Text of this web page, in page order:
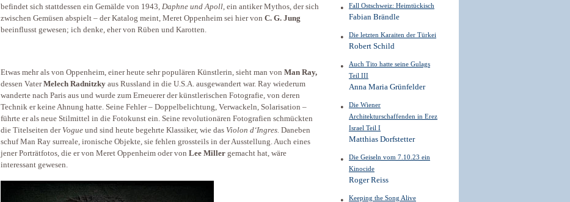
befindet sich stattdessen ein Gemälde von 1943, Daphne und Apoll, ein antiker Mythos, der sich
zwischen Gemüsen abspielt – der Katalog meint, Meret Oppenheim sei hier von C. G. Jung
beeinflusst gewesen; ich denke, eher von Rüben und Karotten.
Etwas mehr als von Oppenheim, einer heute sehr populären Künstlerin, sieht man von Man Ray,
dessen VaterMelech Radnitzky aus Russland in die U.S.A. ausgewandert war. Ray wiederum
wanderte nach Paris aus und wurde zum Erneuerer der künstlerischen Fotografie, von deren
Technik er keine Ahnung hatte. Seine Fehler – Doppelbelichtung, Verwackeln, Solarisation –
führte er als neue Stilmittel in die Fotokunst ein. Seine revolutionären Fotografien schmückten
die Titelseiten der Vogue und sind heute begehrte Klassiker, wie das Violon d‘Ingres. Daneben
schuf Man Ray surreale, ironische Objekte, sie fehlen grossteils in der Ausstellung. Auch eines
jener Porträtfotos, die er von Meret Oppenheim oder von Lee Miller gemacht hat, wäre
interessant gewesen.
Fall Ostschweiz: Heimtückisch
Fabian Brändle
Die letzten Karaiten der Türkei
Robert Schild
Auch Tito hatte seine Gulags
Teil III
Anna Maria Grünfelder
Die Wiener
Architekturschaffenden in Erez
Israel Teil I
Matthias Dorfstetter
Die Geiseln vom 7.10.23 ein
Kinocide
Roger Reiss
Keeping the Song Alive